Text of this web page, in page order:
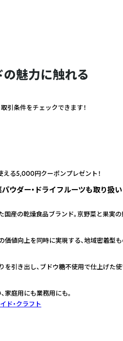
魅力に触れる
ウダー・ドライフルーツも取り扱い
産の乾燥食品ブランド。京野菜と果実の
値向上を同時に実現する、地域密着型も
を引き出し、ブドウ糖不使用で仕上げた
家庭用にも業務用にも。
ド・クラフト
引条件をチェックできます！
える5,000円クーポンプレゼント！